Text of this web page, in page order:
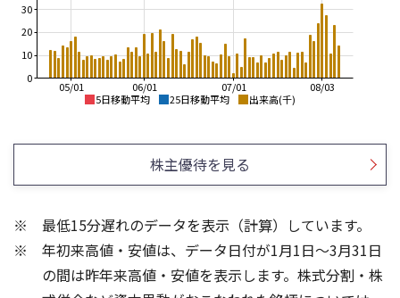
5日移動平均 25日移動平均 出来高(千)
08/03
07/01
06/01
05/01
0
10
20
30
2,100
2,200
2,300
2,600
2,700
2,800
500
1,000
株主優待を見る
最低15分遅れのデータを表示（計算）しています。
年初来高値・安値は、データ日付が1月1日～3月31日
の間は昨年来高値・安値を表示します。株式分割・株